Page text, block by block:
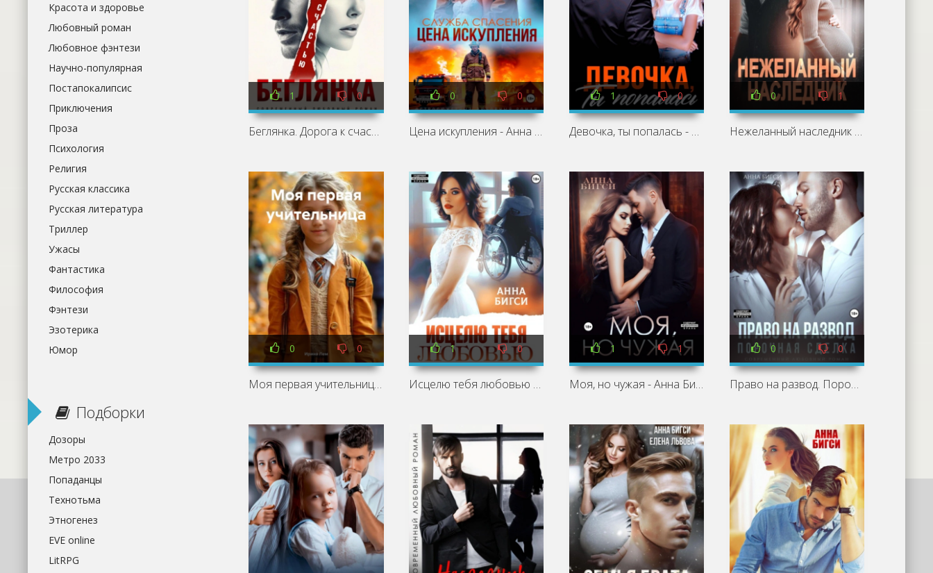
1 0
Беглянка. Дорога к счастью - Анна Бигси
0 0
Цена искупления - Анна Бигси
1 0
Девочка, ты попалась - Анна Бигси
0 1
Нежеланный наследник - Анна Бигси
0 0
Моя первая учительница - Анна Бигси
1 0
Исцелю тебя любовью - Анна Бигси
1 1
Моя, но чужая - Анна Бигси
0 0
Право на развод. Порочная сделка - Анна Бигси
Красота и здоровье
Любовный роман
Любовное фэнтези
Научно-популярная
Постапокалипсис
Приключения
Проза
Психология
Религия
Русская классика
Русская литература
Триллер
Ужасы
Фантастика
Философия
Фэнтези
Эзотерика
Юмор
Подборки
Дозоры
Метро 2033
Попаданцы
Технотьма
Этногенез
EVE online
LitRPG